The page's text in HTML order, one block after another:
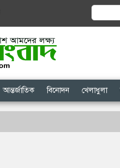
Search
for:
আন্তর্জাতিক বিনোদন খেলাধুলা